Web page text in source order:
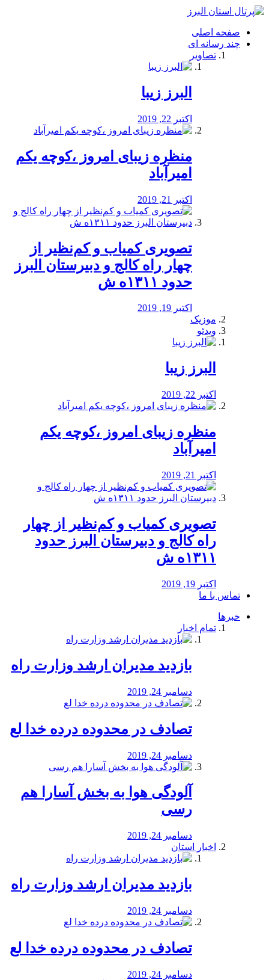
فصد
شرق
تهران
خشکشویی
صفحه اصلی
چند رسانه ای
تصاویر
البرز زیبا
اکتبر 22, 2019
منظره‌‌ زیبای امروز ،کوچه یکم
امیرآباد
اکتبر 21, 2019
️تصویری کمیاب و کم‌نظیر از
چهار راه كالج و دبيرستان البرز
حدود ۱۳۱۱ه ش
اکتبر 19, 2019
موزیک
ویدئو
البرز زیبا
اکتبر 22, 2019
منظره‌‌ زیبای امروز ،کوچه یکم
امیرآباد
اکتبر 21, 2019
️تصویری کمیاب و کم‌نظیر از چهار
راه كالج و دبيرستان البرز حدود
۱۳۱۱ه ش
اکتبر 19, 2019
تماس با ما
خبرها
تمام اخبار
بازدید مدیران ارشد وزارت راه
دسامبر 24, 2019
تصادف در محدوده درده خدا لع
دسامبر 24, 2019
آلودگی هوا به بخش آسارا هم
رسی
دسامبر 24, 2019
اخبار استان
بازدید مدیران ارشد وزارت راه
دسامبر 24, 2019
تصادف در محدوده درده خدا لع
دسامبر 24, 2019